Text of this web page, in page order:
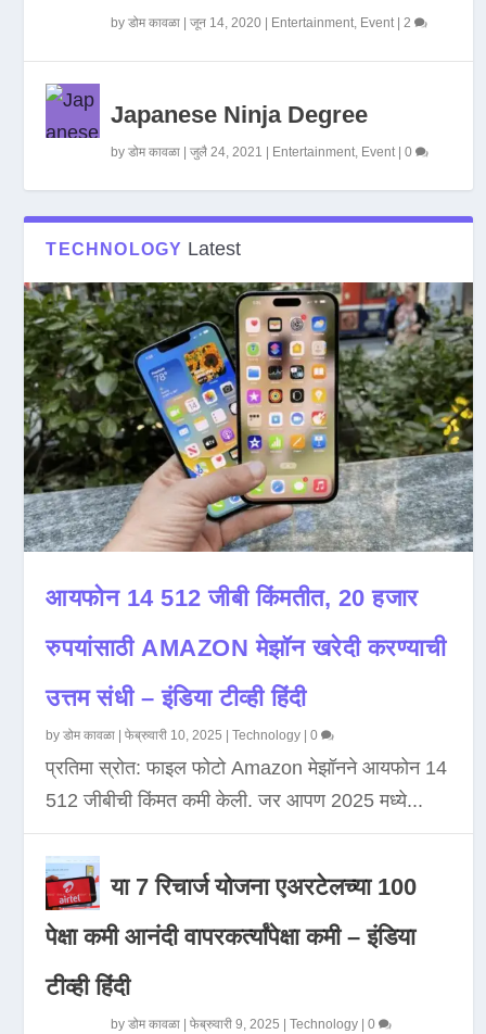
byडोम कावळा |जून 14, 2020 Entertainment, Event|2
Japanese Ninja Degree
byडोम कावळा |जुलै 24, 2021 Entertainment, Event|0
TECHNOLOGY Latest
आयफोन 14 512 जीबी किंमतीत, 20 हजार
रुपयांसाठी AMAZON मेझॉन खरेदी करण्याची
उत्तम संधी – इंडिया टीव्ही हिंदी
byडोम कावळा |फेब्रुवारी 10, 2025 |Technology |0
प्रतिमा स्रोत: फाइल फोटो Amazon मेझॉनने आयफोन 14
512 जीबीची किंमत कमी केली. जर आपण 2025 मध्ये...
या 7 रिचार्ज योजना एअरटेलच्या 100
पेक्षा कमी आनंदी वापरकर्त्यांपेक्षा कमी – इंडिया
टीव्ही हिंदी
byडोम कावळा |फेब्रुवारी 9, 2025 |Technology |0